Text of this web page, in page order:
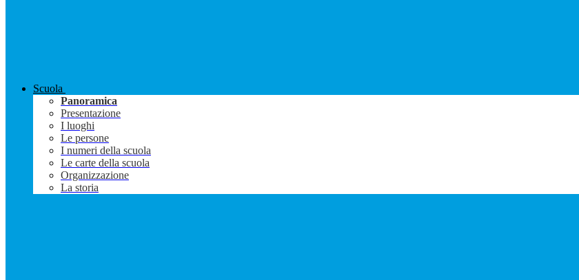
Scuola
Panoramica
Presentazione
I luoghi
Le persone
I numeri della scuola
Le carte della scuola
Organizzazione
La storia